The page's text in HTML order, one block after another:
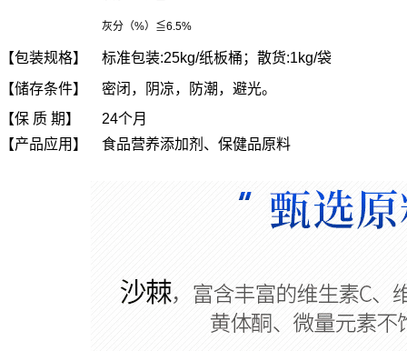
灰分（%）≦6.5%
【包装规格】
标准包装:25kg/纸板桶；散货:1kg/袋
【储存条件】
密闭，阴凉，防潮，避光。
【保 质 期】
24个月
【产品应用】
食品营养添加剂、保健品原料